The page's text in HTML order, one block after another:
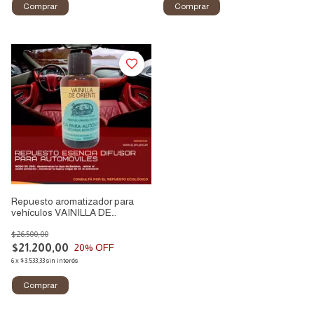
Repuesto aromatizador para
vehículos VAINILLA DE
$21.200,00
$26.500,00
20% OFF
6x$3.533,33sin interés